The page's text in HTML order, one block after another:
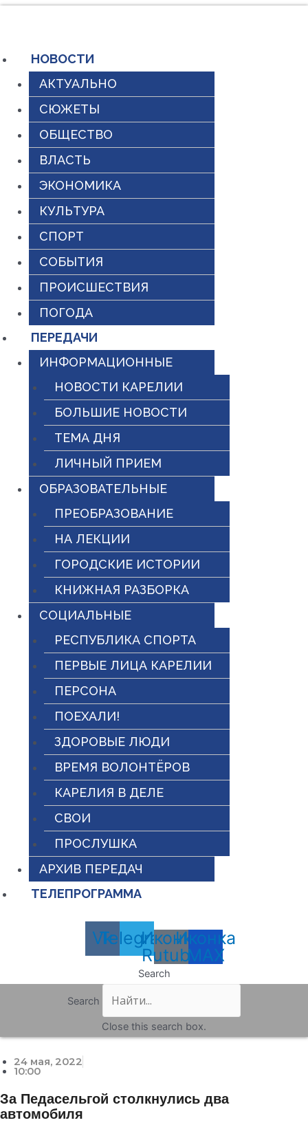
содержимому
НОВОСТИ
АКТУАЛЬНО
СЮЖЕТЫ
ОБЩЕСТВО
ВЛАСТЬ
ЭКОНОМИКА
КУЛЬТУРА
СПОРТ
СОБЫТИЯ
ПРОИСШЕСТВИЯ
ПОГОДА
ПЕРЕДАЧИ
ИНФОРМАЦИОННЫЕ
НОВОСТИ КАРЕЛИИ
БОЛЬШИЕ НОВОСТИ
ТЕМА ДНЯ
ЛИЧНЫЙ ПРИЕМ
ОБРАЗОВАТЕЛЬНЫЕ
ПРЕОБРАЗОВАНИЕ
НА ЛЕКЦИИ
ГОРОДСКИЕ ИСТОРИИ
КНИЖНАЯ РАЗБОРКА
СОЦИАЛЬНЫЕ
РЕСПУБЛИКА СПОРТА
ПЕРВЫЕ ЛИЦА КАРЕЛИИ
ПЕРСОНА
ПОЕХАЛИ!
ЗДОРОВЫЕ ЛЮДИ
ВРЕМЯ ВОЛОНТЁРОВ
КАРЕЛИЯ В ДЕЛЕ
СВОИ
ПРОСЛУШКА
АРХИВ ПЕРЕДАЧ
ТЕЛЕПРОГРАММА
Vk
Telegram
Иконка
Rutube
Иконка
MAX
Search
Search
Close this search box.
24 мая, 2022
10:00
За Педасельгой столкнулись два
автомобиля